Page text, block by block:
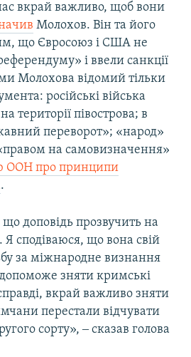
вкрай важливо, щоб вони
Молохов. Він та його
що Євросоюз і США не
і ввели санкції
Молохова відомий тільки
російські війська
території півострова; в
переворот»; «народ»
на самовизначення»
ООН про принципи
.
доповідь прозвучить на
сподіваюся, що вона свій
за міжнародне визнання
зняти кримські
вкрай важливо зняти
перестали відчувати
сорту», ‒ сказав голова